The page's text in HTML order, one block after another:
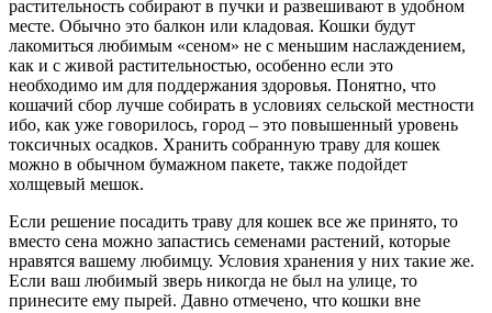
растительность собирают в пучки и развешивают в удобном
месте. Обычно это балкон или кладовая. Кошки будут
лакомиться любимым «сеном» не с меньшим наслаждением,
как и с живой растительностью, особенно если это
необходимо им для поддержания здоровья. Понятно, что
кошачий сбор лучше собирать в условиях сельской местности
ибо, как уже говорилось, город – это повышенный уровень
токсичных осадков. Хранить собранную траву для кошек
можно в обычном бумажном пакете, также подойдет
холщевый мешок.
Если решение посадить траву для кошек все же принято, то
вместо сена можно запастись семенами растений, которые
нравятся вашему любимцу. Условия хранения у них такие же.
Если ваш любимый зверь никогда не был на улице, то
принесите ему пырей. Давно отмечено, что кошки вне